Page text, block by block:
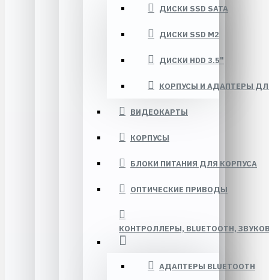
ДИСКИ SSD SATA
ДИСКИ SSD M2
ДИСКИ HDD 3.5"
КОРПУСЫ И АДАПТЕРЫ
ВИДЕОКАРТЫ
КОРПУСЫ
БЛОКИ ПИТАНИЯ ДЛЯ КОРПУСА
ОПТИЧЕСКИЕ ПРИВОДЫ
КОНТРОЛЛЕРЫ, BLUETOOTH,
АДАПТЕРЫ BLUETOOTH